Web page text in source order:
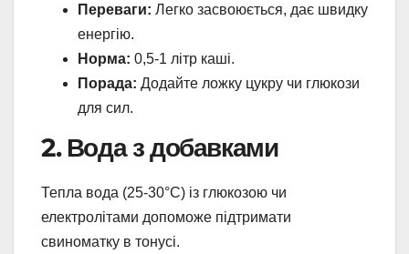
Переваги: Легко засвоюється, дає швидку
енергію.
Норма: 0,5-1 літр каші.
Порада: Додайте ложку цукру чи глюкози
для сил.
2. Вода з добавками
Тепла вода (25-30°C) із глюкозою чи
електролітами допоможе підтримати
свиноматку в тонусі.